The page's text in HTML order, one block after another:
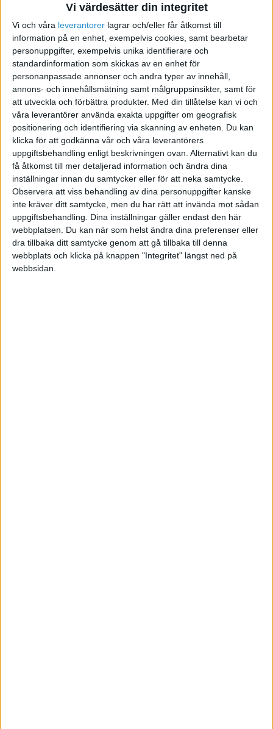
Vi värdesätter din integritet
Vi och våra leverantorer lagrar och/eller får åtkomst till
information på en enhet, exempelvis cookies, samt bearbetar
personuppgifter, exempelvis unika identifierare och
standardinformation som skickas av en enhet för
personanpassade annonser och andra typer av innehåll,
annons- och innehållsmätning samt målgruppsinsikter, samt för
att utveckla och förbättra produkter. Med din tillåtelse kan vi och
våra leverantörer använda exakta uppgifter om geografisk
positionering och identifiering via skanning av enheten. Du kan
klicka för att godkänna vår och våra leverantörers
uppgiftsbehandling enligt beskrivningen ovan. Alternativt kan du
få åtkomst till mer detaljerad information och ändra dina
inställningar innan du samtycker eller för att neka samtycke.
Observera att viss behandling av dina personuppgifter kanske
inte kräver ditt samtycke, men du har rätt att invända mot sådan
uppgiftsbehandling. Dina inställningar gäller endast den här
webbplatsen. Du kan när som helst ändra dina preferenser eller
dra tillbaka ditt samtycke genom att gå tillbaka till denna
webbplats och klicka på knappen "Integritet" längst ned på
webbsidan.
bokföringsexperterna här!
Billiga solglasögon - www.trendystuff.se
www.spaweekendhotell.se - Spa portal
Raderad användare
2005-10-17 15:21
Är nog kanske bra att höra med skatteverket o
se vad de säger.
DFT